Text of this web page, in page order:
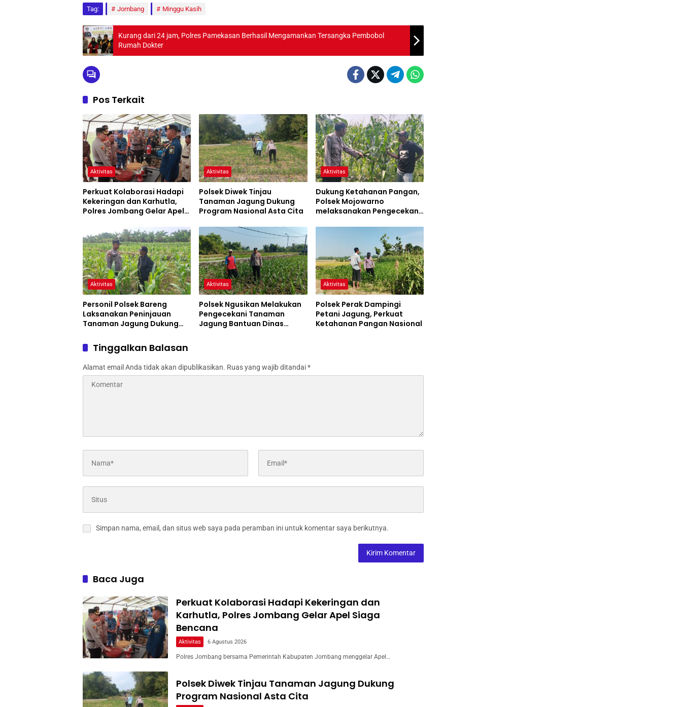
Tag: Jombang Minggu Kasih
Kurang dari 24 jam, Polres Pamekasan Berhasil Mengamankan Tersangka Pembobol
Rumah Dokter
Pos Terkait
Aktivitas
Perkuat Kolaborasi Hadapi
Kekeringan dan Karhutla,
Polres Jombang Gelar Apel
Aktivitas
Polsek Diwek Tinjau
Tanaman Jagung Dukung
Program Nasional Asta Cita
Aktivitas
Dukung Ketahanan Pangan,
Polsek Mojowarno
melaksanakan Pengecekan
Aktivitas
Personil Polsek Bareng
Laksanakan Peninjauan
Tanaman Jagung Dukung
Aktivitas
Polsek Ngusikan Melakukan
Pengecekani Tanaman
Jagung Bantuan Dinas
Aktivitas
Polsek Perak Dampingi
Petani Jagung, Perkuat
Ketahanan Pangan Nasional
Tinggalkan Balasan
Alamat email Anda tidak akan dipublikasikan. Ruas yang wajib ditandai*
Simpan nama, email, dan situs web saya pada peramban ini untuk komentar saya berikutnya.
Baca Juga
Perkuat Kolaborasi Hadapi Kekeringan dan
Karhutla, Polres Jombang Gelar Apel Siaga
Bencana
Aktivitas 6 Agustus 2026
Polres Jombang bersama Pemerintah Kabupaten Jombang menggelar Apel…
Polsek Diwek Tinjau Tanaman Jagung Dukung
Program Nasional Asta Cita